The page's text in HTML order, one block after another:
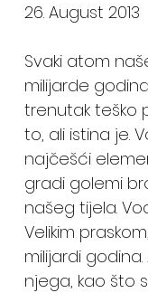
26. August 2013
Svaki atom
milijarde
trenutak teško
to, ali istina je.
najčešći
gradi golemi
našeg tijela.
Velikim
milijardi
njega, kao što